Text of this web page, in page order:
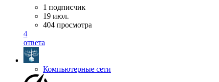
1 подписчик
19 июл.
404 просмотра
4
ответа
Компьютерные сети